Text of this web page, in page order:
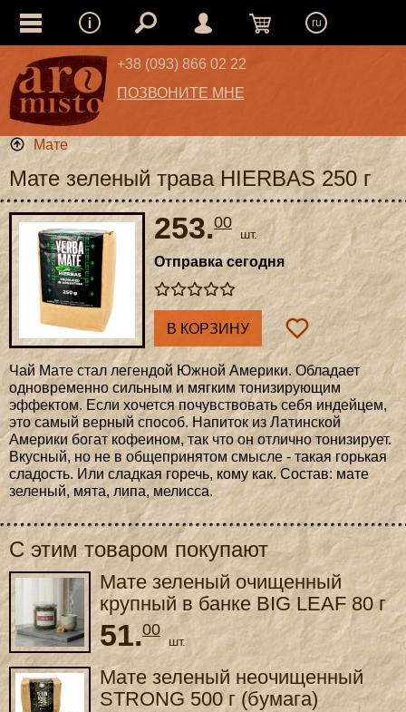
ru
+38 (093) 866 02 22
ПОЗВОНИТЕ МНЕ
Мате
Мате зеленый трава HIERBAS 250 г
253.00
шт.
Отправка сегодня
В КОРЗИНУ
Чай Мате стал легендой Южной Америки. Обладает
одновременно сильным и мягким тонизирующим
эффектом. Если хочется почувствовать себя индейцем,
это самый верный способ. Напиток из Латинской
Америки богат кофеином, так что он отлично тонизирует.
Вкусный, но не в общепринятом смысле - такая горькая
сладость. Или сладкая горечь, кому как. Состав: мате
зеленый, мята, липа, мелисса.
С этим товаром покупают
Мате зеленый очищенный
крупный в банке BIG LEAF 80 г
51.00
шт.
Мате зеленый неочищенный
STRONG 500 г (бумага)